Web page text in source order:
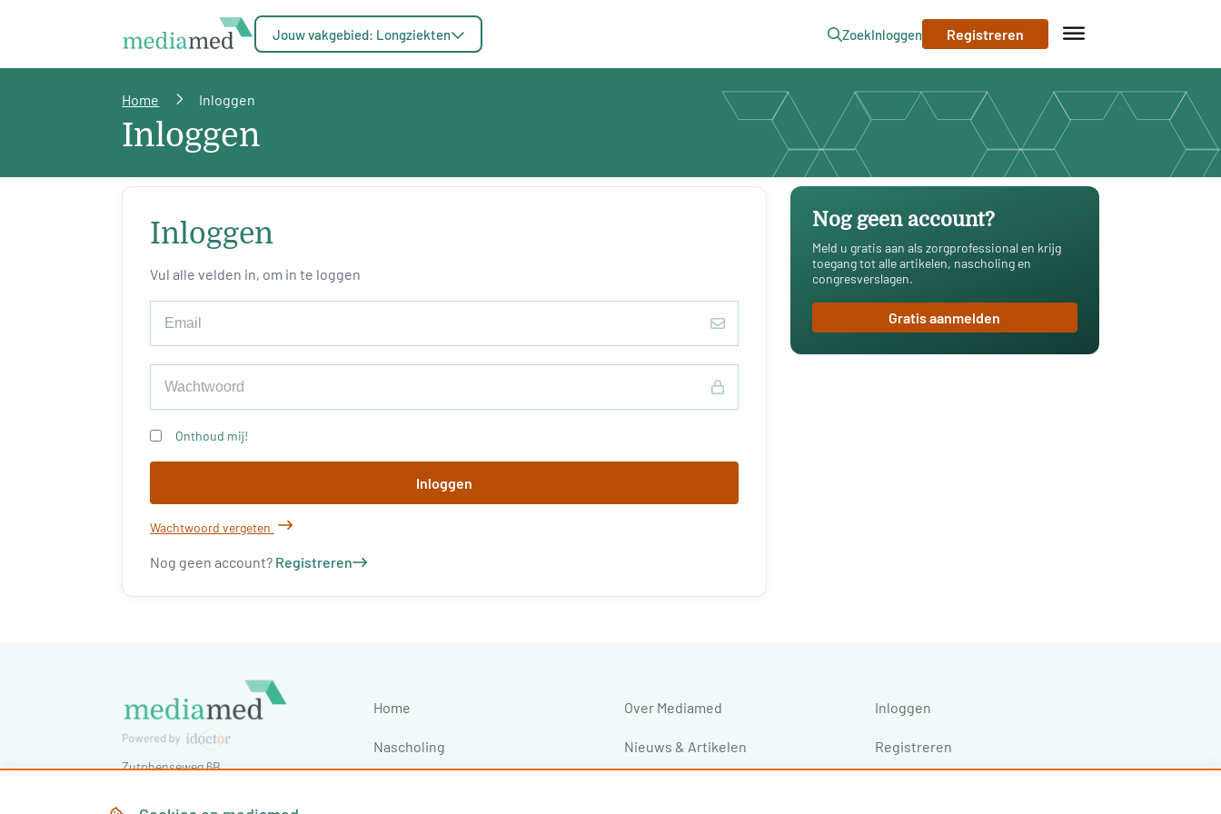
Jouw vakgebied: Longziekten ZoekInloggen Registreren
Home Inloggen
Inloggen
Inloggen
Vul alle velden in, om in te loggen
Onthoud mij!
Inloggen
Wachtwoord vergeten
Nog geen account? Registreren
Nog geen account?
Meld u gratis aan als zorgprofessional en krijg
toegang tot alle artikelen, nascholing en
congresverslagen.
Gratis aanmelden
Zutphenseweg 6B
Tel:030-7603620
Home Over Mediamed
Nascholing Nieuws & Artikelen
Inloggen
Registreren